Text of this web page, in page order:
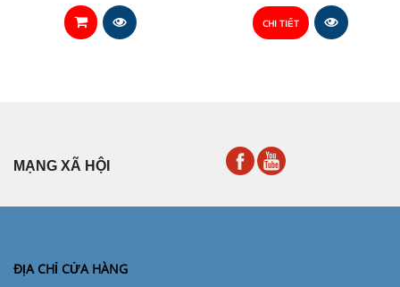
CHI TIẾT
MẠNG XÃ HỘI
ĐỊA CHỈ CỬA HÀNG